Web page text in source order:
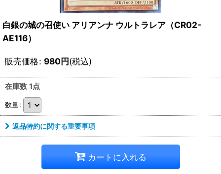
白銀の城の召使い アリアンナ ウルトラレア（CR02-
AE116）
販売価格: 980円(税込)
在庫数 1点
数量:
返品特約に関する重要事項
カートに入れる